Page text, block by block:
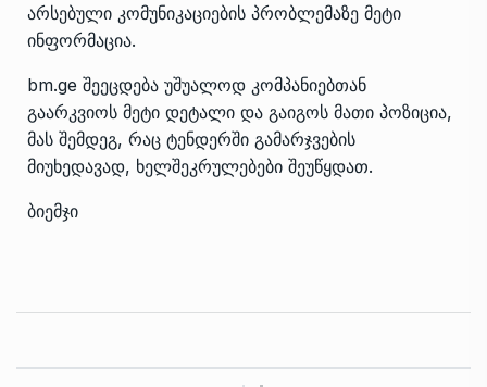
არსებული კომუნიკაციების პრობლემაზე მეტი
ინფორმაცია.
bm.ge შეეცდება უშუალოდ კომპანიებთან
გაარკვიოს მეტი დეტალი და გაიგოს მათი პოზიცია,
მას შემდეგ, რაც ტენდერში გამარჯვების
მიუხედავად, ხელშეკრულებები შეუწყდათ.
ბიემჯი